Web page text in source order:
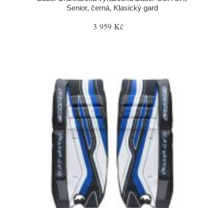
Senior, černá, Klasický gard
3 959 Kč